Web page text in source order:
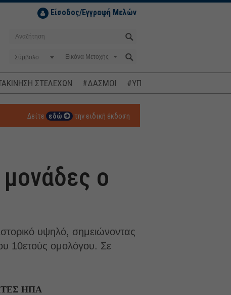
Είσοδος/Εγγραφή Μελών
Σύμβολο
ΣΤΕΛΕΧΩΝ #ΔΑΣΜΟΙ #ΥΠΟΚΛΟΠΕΣ
Δείτε εδώ την ειδική έκδοση
ο
υψηλό, σημειώνοντας
10ετούς ομολόγου. Σε
ΗΠΑ